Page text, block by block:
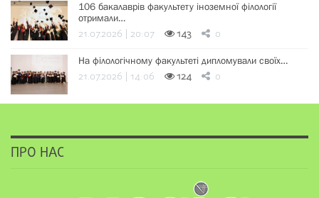
106 бакалаврів факультету іноземної філології
отримали…
21.07.2026 | 20:07 143 0
На філологічному факультеті дипломували своїх…
21.07.2026 | 14:06 124 0
ПРО НАС